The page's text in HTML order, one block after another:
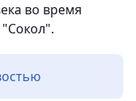
во время